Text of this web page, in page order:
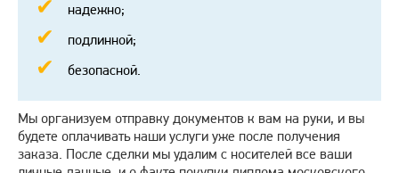
надежно;
подлинной;
безопасной.
Мы организуем отправку документов к вам на руки, и вы
будете оплачивать наши услуги уже после получения
заказа. После сделки мы удалим с носителей все ваши